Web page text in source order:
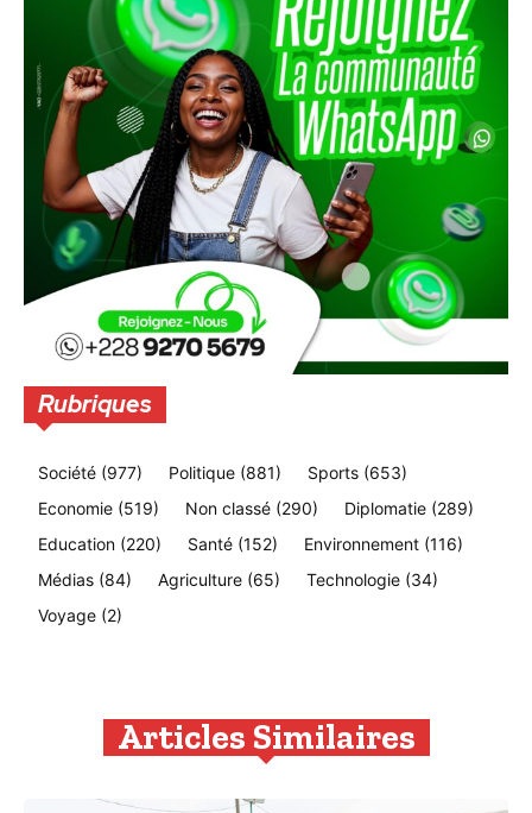
Rubriques
Société (977) Politique (881) Sports (653)
Economie (519) Non classé (290) Diplomatie (289)
Education (220) Santé (152) Environnement (116)
Médias (84) Agriculture (65) Technologie (34)
Voyage (2)
Articles Similaires